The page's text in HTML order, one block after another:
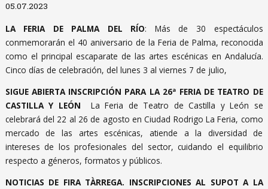
05.07.2023
LA FERIA DE PALMA DEL RÍO: Más de 30 espectáculos
conmemorarán el 40 aniversario de la Feria de Palma, reconocida
como el principal escaparate de las artes escénicas en Andalucía.
Cinco días de celebración, del lunes 3 al viernes 7 de julio,
SIGUE ABIERTA INSCRIPCIÓN PARA LA 26ª FERIA DE TEATRO DE
CASTILLA Y LEÓN La Feria de Teatro de Castilla y León se
celebrará del 22 al 26 de agosto en Ciudad Rodrigo La Feria, como
mercado de las artes escénicas, atiende a la diversidad de
intereses de los profesionales del sector, cuidando el equilibrio
respecto a géneros, formatos y públicos.
NOTICIAS DE FIRA TÀRREGA. INSCRIPCIONES AL SUPOT A LA